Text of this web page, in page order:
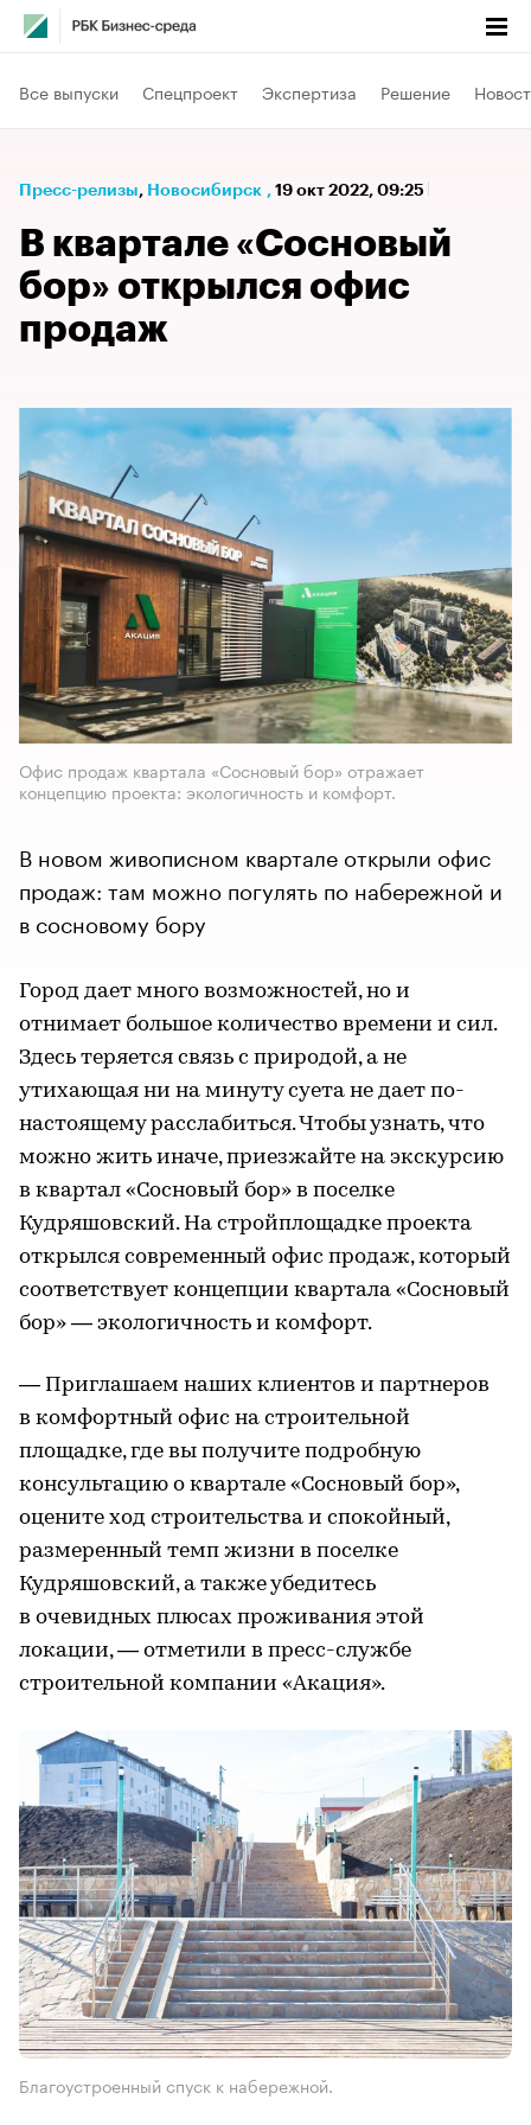
Все выпуски Спецпроект Экспертиза Решение
Пресс-релизы⁠, Новосибирск , 19 окт 2022, 09:25
В квартале «Сосновый
бор» открылся офис
продаж
Офис продаж квартала «Сосновый бор» отражает
концепцию проекта: экологичность и комфорт.
В новом живописном квартале открыли офис
продаж: там можно погулять по набережной и
в сосновому бору
Город дает много возможностей, но и
отнимает большое количество времени и сил.
Здесь теряется связь с природой, а не
утихающая ни на минуту суета не дает по-
настоящему расслабиться. Чтобы узнать, что
можно жить иначе, приезжайте на экскурсию
в квартал «Сосновый бор» в поселке
Кудряшовский. На стройплощадке проекта
открылся современный офис продаж, который
соответствует концепции квартала «Сосновый
бор» — экологичность и комфорт.
— Приглашаем наших клиентов и партнеров
в комфортный офис на строительной
площадке, где вы получите подробную
консультацию о квартале «Сосновый бор»,
оцените ход строительства и спокойный,
размеренный темп жизни в поселке
Кудряшовский, а также убедитесь
в очевидных плюсах проживания этой
локации, — отметили в пресс-службе
строительной компании «Акация».
Благоустроенный спуск к набережной.